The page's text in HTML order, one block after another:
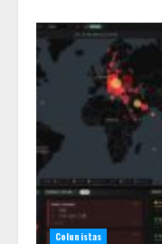
Colunistas